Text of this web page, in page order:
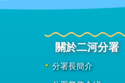
關於二河分署
分署長簡介